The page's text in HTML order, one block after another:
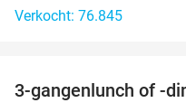
Verkocht: 76.845
3-gangenlunch of -